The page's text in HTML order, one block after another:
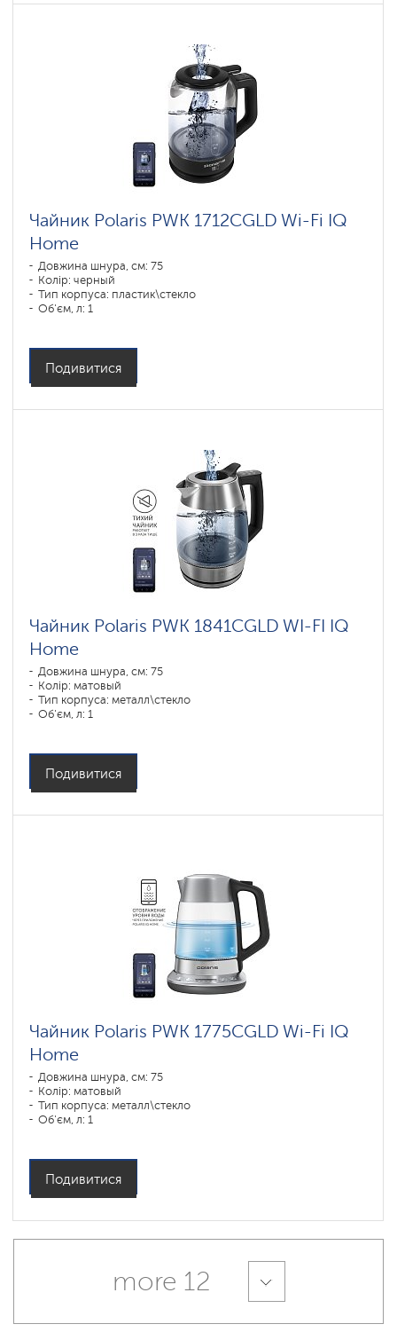
Чайник Polaris PWK 1712CGLD Wi-Fi IQ
Home
Довжина шнура, см: 75
Колір: черный
Тип корпуса: пластик\стекло
Об'єм, л: 1
Подивитися
Чайник Polaris PWK 1841CGLD WI-FI IQ
Home
Довжина шнура, см: 75
Колір: матовый
Тип корпуса: металл\стекло
Об'єм, л: 1
Подивитися
Чайник Polaris PWK 1775CGLD Wi-Fi IQ
Home
Довжина шнура, см: 75
Колір: матовый
Тип корпуса: металл\стекло
Об'єм, л: 1
Подивитися
more 12